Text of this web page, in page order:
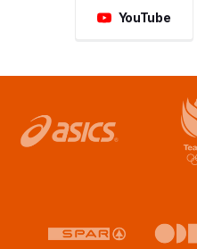
YouTube